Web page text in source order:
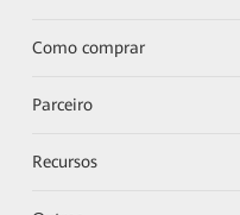
Como comprar
Parceiro
Recursos